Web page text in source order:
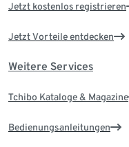
Jetzt kostenlos registrieren
Jetzt Vorteile entdecken
Weitere Services
Tchibo Kataloge & Magazine
Bedienungsanleitungen